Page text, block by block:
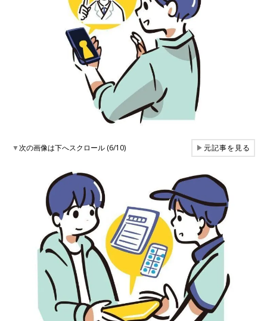
▼次の画像は下へスクロール (6/10) ▶元記事を見る